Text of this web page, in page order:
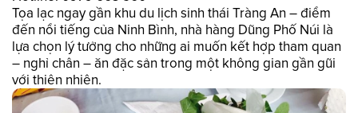
Tọa lạc ngay gần khu du lịch sinh thái Tràng An – điểm
đến nổi tiếng của Ninh Bình, nhà hàng Dũng Phố Núi là
lựa chọn lý tưởng cho những ai muốn kết hợp tham quan
– nghỉ chân – ăn đặc sản trong một không gian gần gũi
với thiên nhiên.